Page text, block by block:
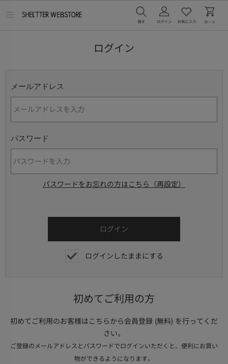
ログイン
メールアドレス
パスワード
パスワードをお忘れの方はこちら（再設定）
ログインしたままにする
初めてご利用の方
初めてご利用のお客様はこちらから会員登録 (無料) を行ってくだ
さい。
ご登録のメールアドレスとパスワードでログインいただくと、便利にお買い
物ができるようになります。